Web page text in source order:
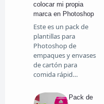
colocar mi propia
marca en Photoshop
Este es un pack de
plantillas para
Photoshop de
empaques y envases
de cartón para
comida rápid…
Pack de